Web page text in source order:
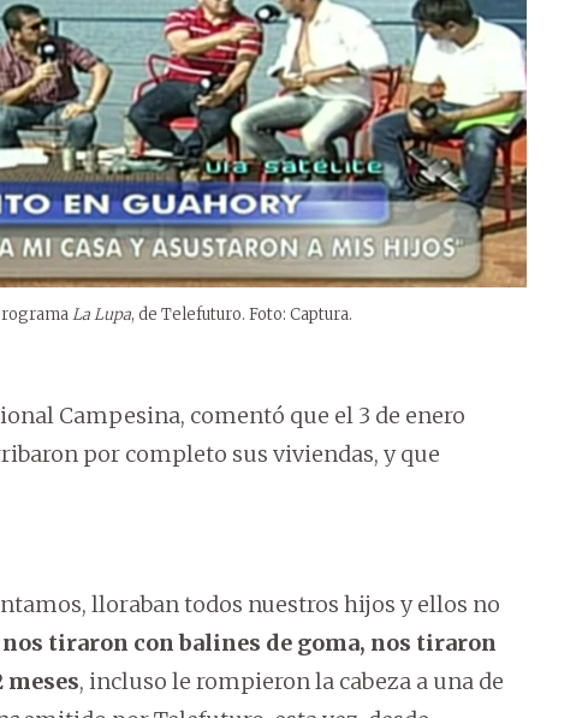
La Lupa, de Telefuturo. Foto: Captura.
Campesina, comentó que el 3 de enero
por completo sus viviendas, y que
lloraban todos nuestros hijos y ellos no
nos tiraron con balines de goma, nos tiraron
meses, incluso le rompieron la cabeza a una de